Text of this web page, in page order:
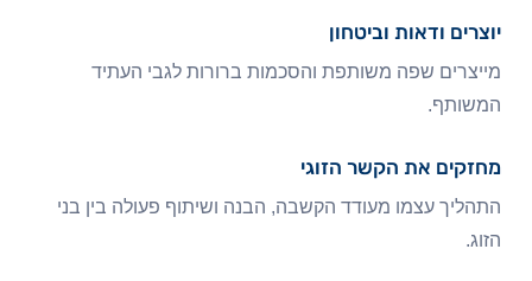
יוצרים ודאות וביטחון
מייצרים שפה משותפת והסכמות ברורות לגבי העתיד
המשותף.
מחזקים את הקשר הזוגי
התהליך עצמו מעודד הקשבה, הבנה ושיתוף פעולה בין בני
הזוג.